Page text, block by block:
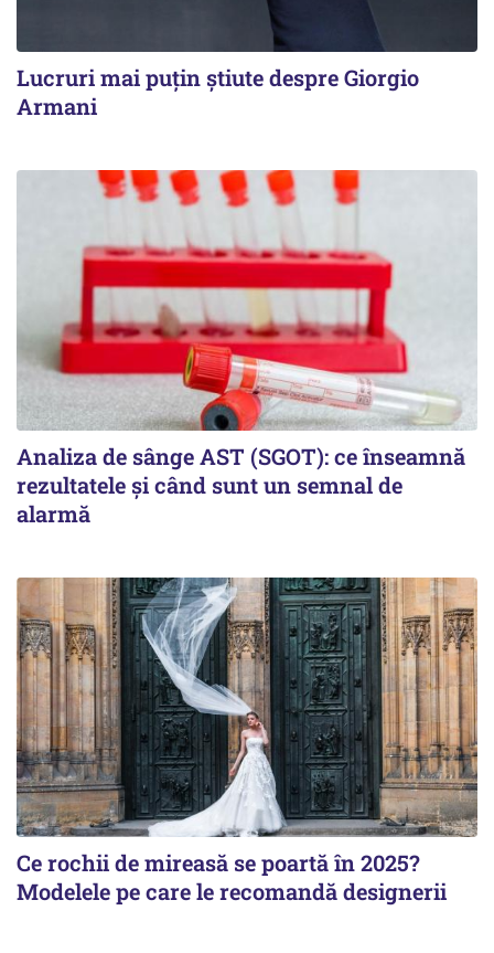
Lucruri mai puțin știute despre Giorgio
Armani
Analiza de sânge AST (SGOT): ce înseamnă
rezultatele și când sunt un semnal de
alarmă
Ce rochii de mireasă se poartă în 2025?
Modelele pe care le recomandă designerii